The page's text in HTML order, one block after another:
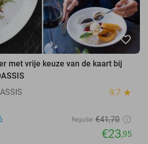
favorite_border
met vrije keuze van de kaart bij
9.7 star
Regulier €41,70
€23,95